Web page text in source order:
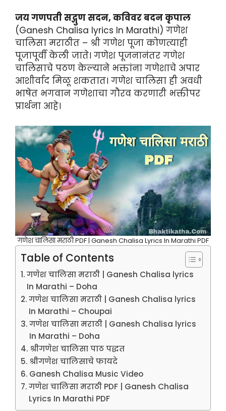
जय गणपती सद्गुण सदन, कविवर बदन कृपाल
(Ganesh Chalisa lyrics In Marathi) गणेश
चालिसा मराठीत – श्री गणेश पूजा कोणत्याही
पूजापूर्वी केली जाते। गणेश पूजनानंतर गणेश
चालिसाचे पठण केल्याने भक्तांना गणेशाचे अपार
आशीर्वाद मिळू शकतात। गणेश चालिसा ही अवधी
भाषेत भगवान गणेशाचा गौरव करणारी भक्तीपर
प्रार्थना आहे।
गणेश चालिसा मराठी PDF | Ganesh Chalisa Lyrics In Marathi PDF
Table of Contents
गणेश चालिसा मराठी | Ganesh Chalisa lyrics
In Marathi – Doha
गणेश चालिसा मराठी | Ganesh Chalisa lyrics
In Marathi – Choupai
गणेश चालिसा मराठी | Ganesh Chalisa lyrics
In Marathi – Doha
श्रीगणेश चालिसा पाठ पद्धत
श्रीगणेश चालिसाचे फायदे
Ganesh Chalisa Music Video
गणेश चालिसा मराठी PDF | Ganesh Chalisa
Lyrics In Marathi PDF